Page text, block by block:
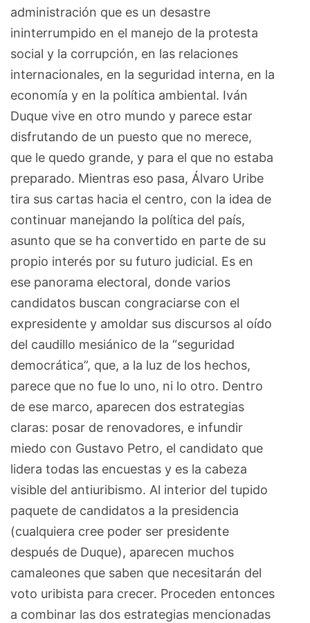
administración que es un desastre
ininterrumpido en el manejo de la protesta
social y la corrupción, en las relaciones
internacionales, en la seguridad interna, en la
economía y en la política ambiental. Iván
Duque vive en otro mundo y parece estar
disfrutando de un puesto que no merece,
que le quedo grande, y para el que no estaba
preparado. Mientras eso pasa, Álvaro Uribe
tira sus cartas hacia el centro, con la idea de
continuar manejando la política del país,
asunto que se ha convertido en parte de su
propio interés por su futuro judicial. Es en
ese panorama electoral, donde varios
candidatos buscan congraciarse con el
expresidente y amoldar sus discursos al oído
del caudillo mesiánico de la “seguridad
democrática”, que, a la luz de los hechos,
parece que no fue lo uno, ni lo otro. Dentro
de ese marco, aparecen dos estrategias
claras: posar de renovadores, e infundir
miedo con Gustavo Petro, el candidato que
lidera todas las encuestas y es la cabeza
visible del antiuribismo. Al interior del tupido
paquete de candidatos a la presidencia
(cualquiera cree poder ser presidente
después de Duque), aparecen muchos
camaleones que saben que necesitarán del
voto uribista para crecer. Proceden entonces
a combinar las dos estrategias mencionadas